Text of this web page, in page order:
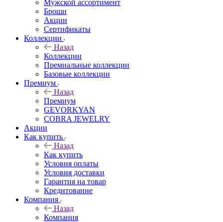
Мужской ассортимент
Броши
Акции
Сертификаты
Коллекции
Назад
Коллекции
Премиальные коллекции
Базовые коллекции
Премиум
Назад
Премиум
GEVORKYAN
COBRA JEWELRY
Акции
Как купить
Назад
Как купить
Условия оплаты
Условия доставки
Гарантия на товар
Кредитование
Компания
Назад
Компания